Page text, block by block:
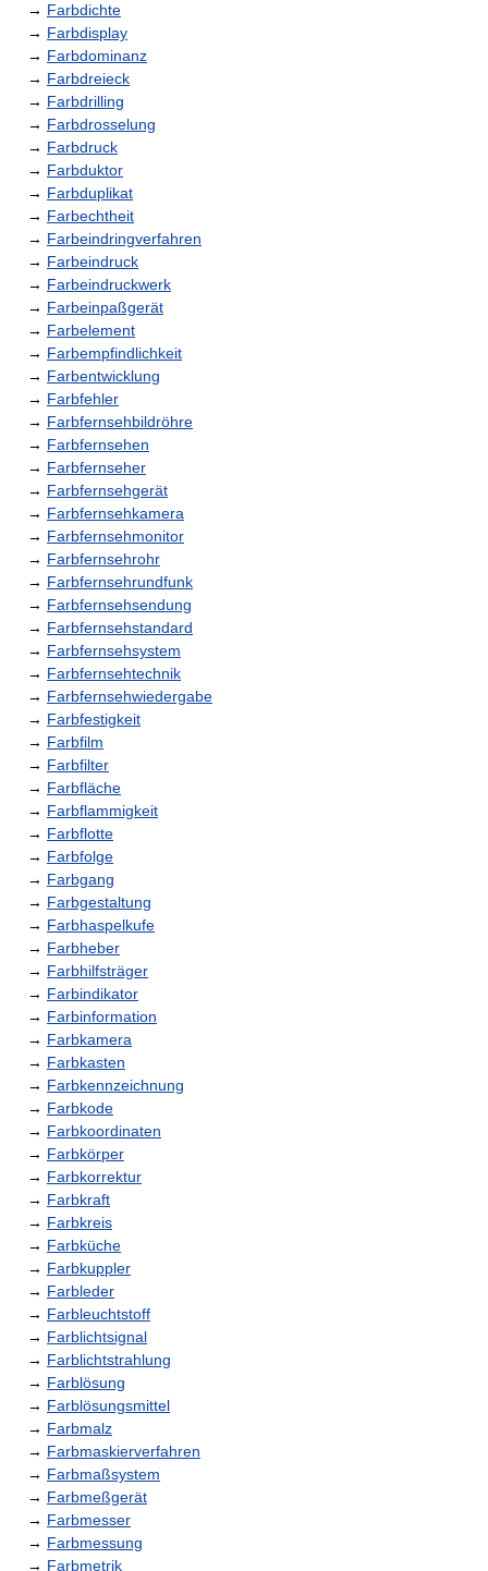
→ Farbdichte
→ Farbdisplay
→ Farbdominanz
→ Farbdreieck
→ Farbdrilling
→ Farbdrosselung
→ Farbdruck
→ Farbduktor
→ Farbduplikat
→ Farbechtheit
→ Farbeindringverfahren
→ Farbeindruck
→ Farbeindruckwerk
→ Farbeinpaßgerät
→ Farbelement
→ Farbempfindlichkeit
→ Farbentwicklung
→ Farbfehler
→ Farbfernsehbildröhre
→ Farbfernsehen
→ Farbfernseher
→ Farbfernsehgerät
→ Farbfernsehkamera
→ Farbfernsehmonitor
→ Farbfernsehrohr
→ Farbfernsehrundfunk
→ Farbfernsehsendung
→ Farbfernsehstandard
→ Farbfernsehsystem
→ Farbfernsehtechnik
→ Farbfernsehwiedergabe
→ Farbfestigkeit
→ Farbfilm
→ Farbfilter
→ Farbfläche
→ Farbflammigkeit
→ Farbflotte
→ Farbfolge
→ Farbgang
→ Farbgestaltung
→ Farbhaspelkufe
→ Farbheber
→ Farbhilfsträger
→ Farbindikator
→ Farbinformation
→ Farbkamera
→ Farbkasten
→ Farbkennzeichnung
→ Farbkode
→ Farbkoordinaten
→ Farbkörper
→ Farbkorrektur
→ Farbkraft
→ Farbkreis
→ Farbküche
→ Farbkuppler
→ Farbleder
→ Farbleuchtstoff
→ Farblichtsignal
→ Farblichtstrahlung
→ Farblösung
→ Farblösungsmittel
→ Farbmalz
→ Farbmaskierverfahren
→ Farbmaßsystem
→ Farbmeßgerät
→ Farbmesser
→ Farbmessung
→ Farbmetrik